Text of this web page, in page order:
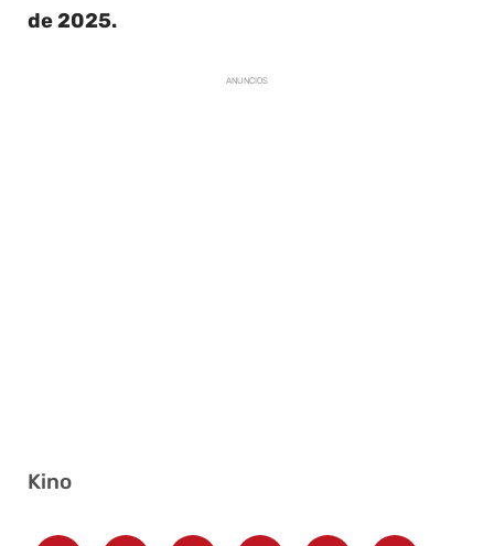
de 2025.
ANUNCIOS
Kino